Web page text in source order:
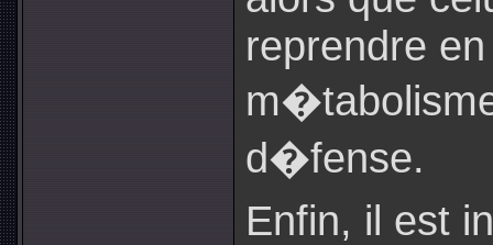
reprendre
d�fense.
Enfin, il est